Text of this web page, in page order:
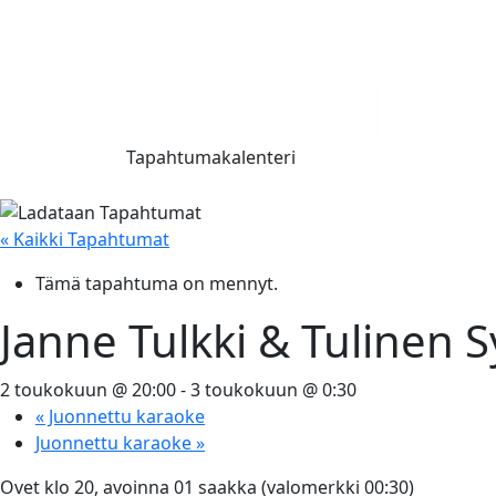
Tapahtumakalenteri
« Kaikki Tapahtumat
Tämä tapahtuma on mennyt.
Janne Tulkki & Tulinen
2 toukokuun @ 20:00-3 toukokuun @ 0:30
« Juonnettu karaoke
Juonnettu karaoke»
Ovet klo 20, avoinna 01 saakka (valomerkki 00:30)